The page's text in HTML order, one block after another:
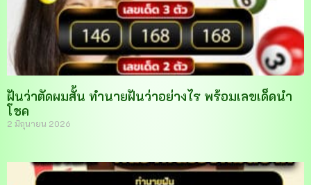
ฝันว่าตัดผมสั้น ทำนายฝันว่าอย่างไร พร้อมเลขเด็ดนำ
โชค
2 มิถุนายน 2026